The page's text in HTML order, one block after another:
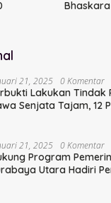
21, 2025 0 Komentar
Lakukan Tindak
Senjata Tajam, 12
21, 2025 0 Komentar
Program
Utara Hadiri